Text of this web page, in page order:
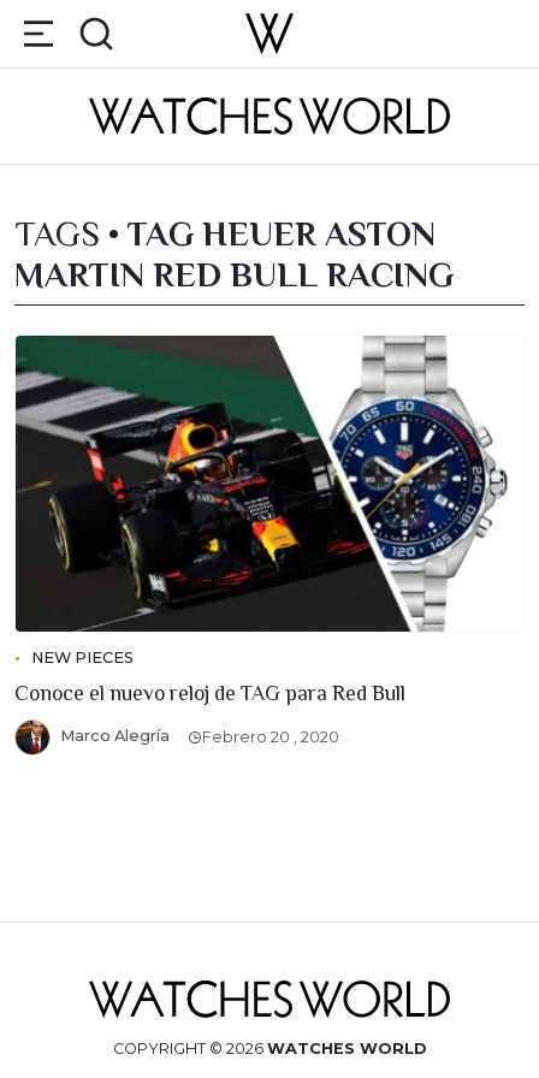
TAGS • TAG HEUER ASTON
MARTIN RED BULL RACING
NEW PIECES
Conoce el nuevo reloj de TAG para Red Bull
Marco Alegría Febrero 20 , 2020
COPYRIGHT © 2026 WATCHES WORLD